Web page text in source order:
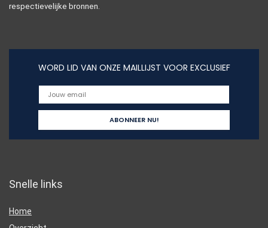
respectievelijke bronnen.
WORD LID VAN ONZE MAILLIJST VOOR EXCLUSIEF
Snelle links
Home